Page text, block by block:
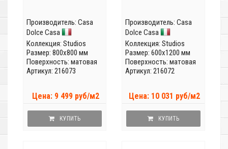
Производитель: Casa
Dolce Casa
Коллекция: Studios
Размер: 800x800 мм
Поверхность: матовая
Артикул: 216073
Цена: 9 499 руб/м2
КУПИТЬ
Производитель: Casa
Dolce Casa
Коллекция: Studios
Размер: 600x1200 мм
Поверхность: матовая
Артикул: 216072
Цена: 10 031 руб/м2
КУПИТЬ